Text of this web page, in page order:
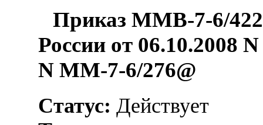
Приказ ММВ-7-6/
России от 06.10.2008
N ММ-7-6/276@
Статус: Действует